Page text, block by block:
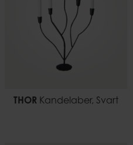
THORKandelaber, Svart